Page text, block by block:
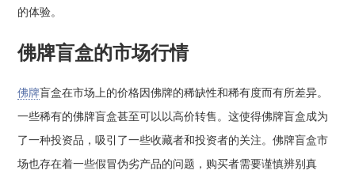
的体验。
佛牌盲盒的市场行情
佛牌盲盒在市场上的价格因佛牌的稀缺性和稀有度而有所差异。
一些稀有的佛牌盲盒甚至可以以高价转售。这使得佛牌盲盒成为
了一种投资品，吸引了一些收藏者和投资者的关注。佛牌盲盒市
场也存在着一些假冒伪劣产品的问题，购买者需要谨慎辨别真